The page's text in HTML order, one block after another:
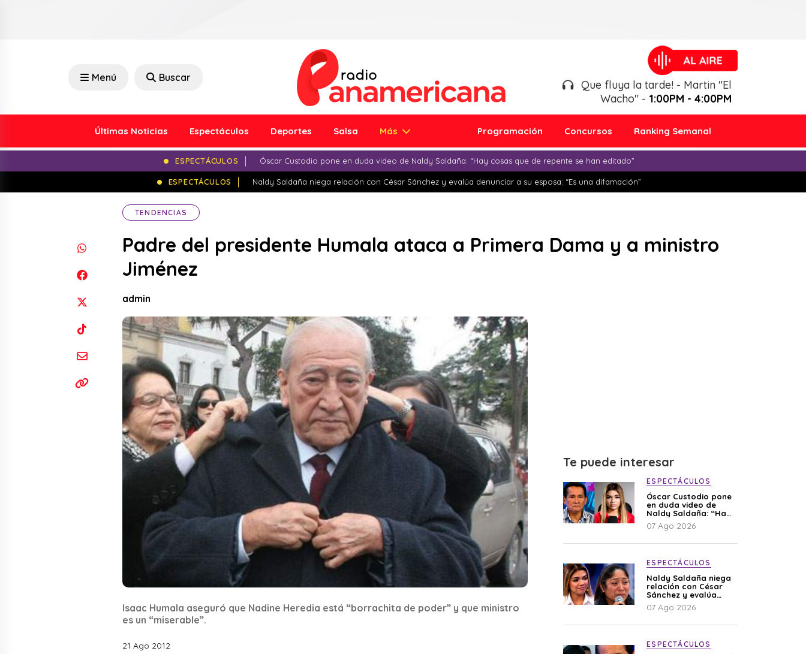
Menú Buscar
Que fluya la tarde! - Martin "El
Wacho" - 1:00PM - 4:00PM
Últimas Noticias Espectáculos Deportes Salsa Más Programación Concursos Ranking Semanal
ESPECTÁCULOS Óscar Custodio pone en duda video de Naldy Saldaña: “Hay cosas que de repente se han editado”
ESPECTÁCULOS Naldy Saldaña niega relación con César Sánchez y evalúa denunciar a su esposa: “Es una difamación”
TENDENCIAS
Padre del presidente Humala ataca a Primera Dama y a ministro
Jiménez
admin
Isaac Humala aseguró que Nadine Heredia está “borrachita de poder” y que ministro
es un “miserable”.
21 Ago 2012
Te puede interesar
ESPECTÁCULOS
Óscar Custodio pone
en duda video de
Naldy Saldaña: “Hay
cosas que de repente
se han editado”
07 Ago 2026
ESPECTÁCULOS
Naldy Saldaña niega
relación con César
Sánchez y evalúa
denunciar a su
esposa: “Es una
07 Ago 2026
ESPECTÁCULOS